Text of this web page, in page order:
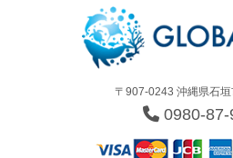
〒907-0243 沖縄県石
0980-87-